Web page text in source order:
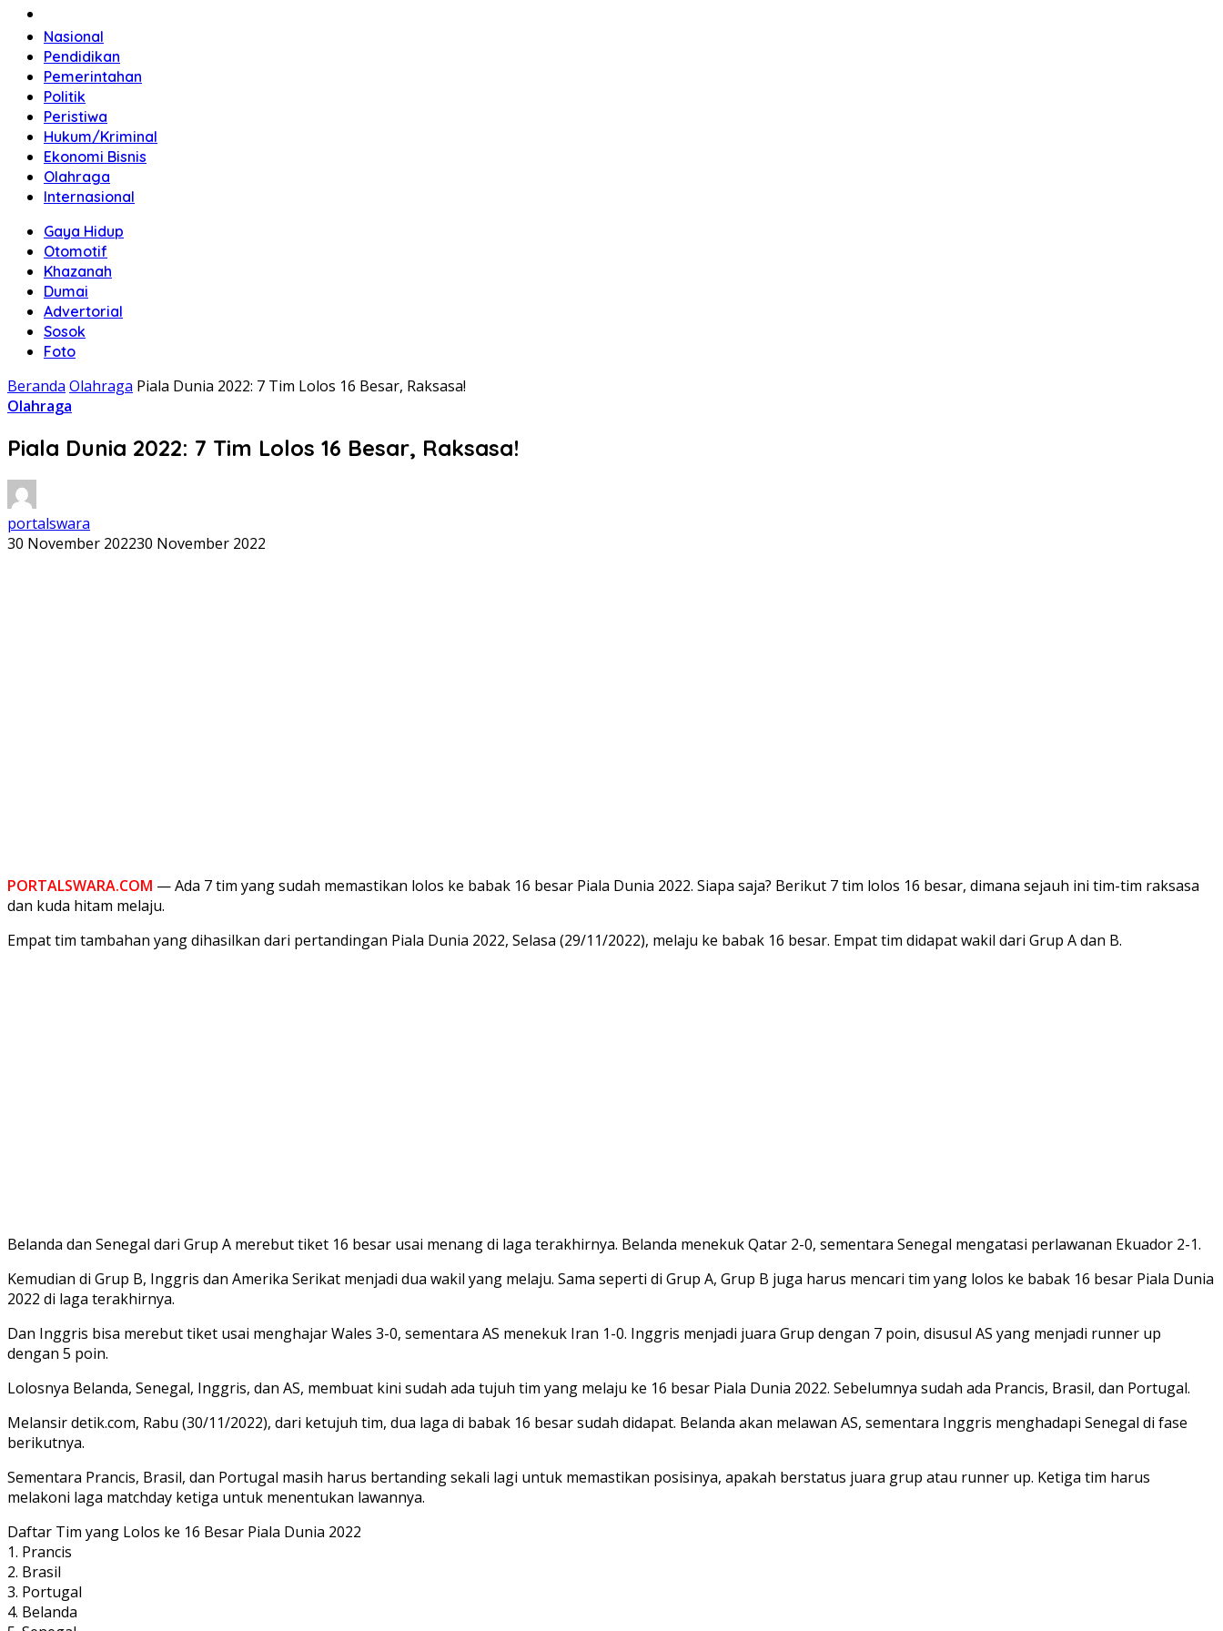
Nasional
Pendidikan
Pemerintahan
Politik
Peristiwa
Hukum/Kriminal
Ekonomi Bisnis
Olahraga
Internasional
Gaya Hidup
Otomotif
Khazanah
Dumai
Advertorial
Sosok
Foto
Beranda Olahraga Piala Dunia 2022: 7 Tim Lolos 16 Besar, Raksasa!
Olahraga
Piala Dunia 2022: 7 Tim Lolos 16 Besar, Raksasa!
portalswara
30 November 202230 November 2022
PORTALSWARA.COM — Ada 7 tim yang sudah memastikan lolos ke babak 16 besar Piala Dunia 2022. Siapa saja? Berikut 7 tim lolos 16 besar, dimana sejauh ini tim-tim raksasa
dan kuda hitam melaju.
Empat tim tambahan yang dihasilkan dari pertandingan Piala Dunia 2022, Selasa (29/11/2022), melaju ke babak 16 besar. Empat tim didapat wakil dari Grup A dan B.
Belanda dan Senegal dari Grup A merebut tiket 16 besar usai menang di laga terakhirnya. Belanda menekuk Qatar 2-0, sementara Senegal mengatasi perlawanan Ekuador 2-1.
Kemudian di Grup B, Inggris dan Amerika Serikat menjadi dua wakil yang melaju. Sama seperti di Grup A, Grup B juga harus mencari tim yang lolos ke babak 16 besar Piala Dunia
2022 di laga terakhirnya.
Dan Inggris bisa merebut tiket usai menghajar Wales 3-0, sementara AS menekuk Iran 1-0. Inggris menjadi juara Grup dengan 7 poin, disusul AS yang menjadi runner up
dengan 5 poin.
Lolosnya Belanda, Senegal, Inggris, dan AS, membuat kini sudah ada tujuh tim yang melaju ke 16 besar Piala Dunia 2022. Sebelumnya sudah ada Prancis, Brasil, dan Portugal.
Melansir detik.com, Rabu (30/11/2022), dari ketujuh tim, dua laga di babak 16 besar sudah didapat. Belanda akan melawan AS, sementara Inggris menghadapi Senegal di fase
berikutnya.
Sementara Prancis, Brasil, dan Portugal masih harus bertanding sekali lagi untuk memastikan posisinya, apakah berstatus juara grup atau runner up. Ketiga tim harus
melakoni laga matchday ketiga untuk menentukan lawannya.
Daftar Tim yang Lolos ke 16 Besar Piala Dunia 2022
1. Prancis
2. Brasil
3. Portugal
4. Belanda